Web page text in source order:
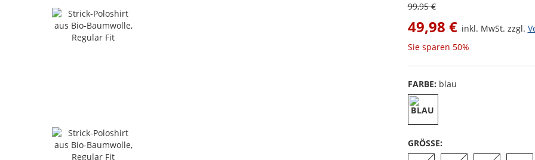
99,95 €
49,98 € inkl. MwSt. zzgl.
Sie sparen 50%
FARBE: blau
GRÖSSE: